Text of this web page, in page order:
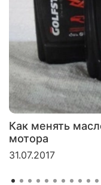
Как менять
мотора
31.07.2017